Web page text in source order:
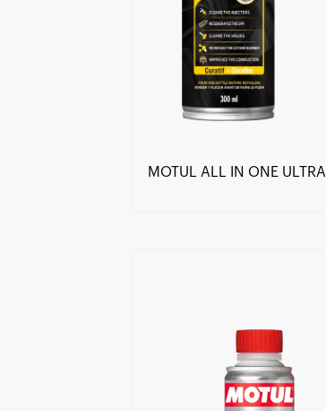
Găsește un
MOTUL ALL IN ONE